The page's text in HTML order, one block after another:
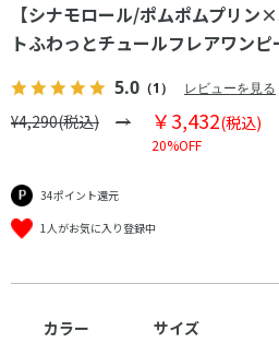
【シナモロール/ポムポムプリン
トふわっとチュールフレアワン
5.0 （1） レビューを見る
¥4,290(税込) ￥3,432(税込)
20%OFF
34ポイント還元
1人がお気に入り登録中
カラー サイズ